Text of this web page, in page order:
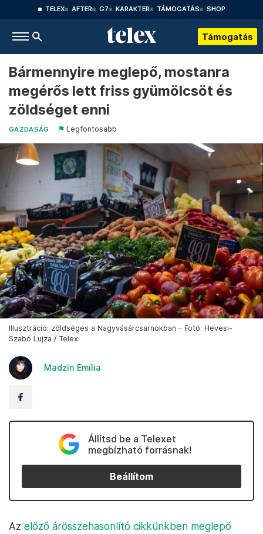
TELEX AFTER G7 KARAKTER TÁMOGATÁS SHOP
Támogatás
Bármennyire meglepő, mostanra
megérős lett friss gyümölcsöt és
zöldséget enni
GAZDASÁG Legfontosabb
Illusztráció: zöldséges a Nagyvásárcsarnokban – Fotó: Hevesi-
Szabó Lujza / Telex
Madzin Emília
Állítsd be a Telexet
megbízható forrásnak!
Beállítom
Az előző árösszehasonlító cikkünkben meglepő